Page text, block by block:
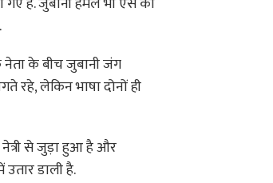
के बीच जुबानी जंग
रहे, लेकिन भाषा दोनों ही
नेत्री से जुड़ा हुआ है और
डाली है.